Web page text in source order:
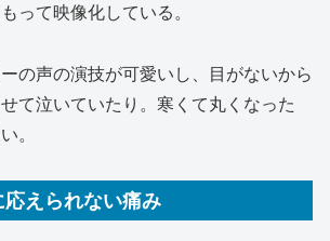
って映像化している。
の声の演技が可愛いし、目がないから
て泣いていたり。寒くて丸くなった
。
えられない痛み